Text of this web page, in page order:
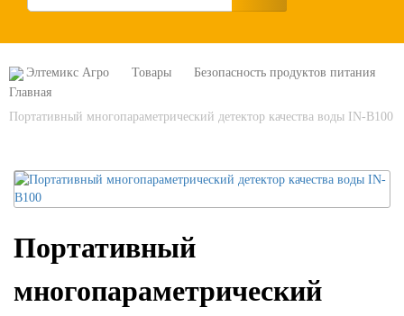
Элтемикс Агро Товары Безопасность продуктов питания
Портативный многопараметрический детектор качества воды IN-B100
Портативный
многопараметрический